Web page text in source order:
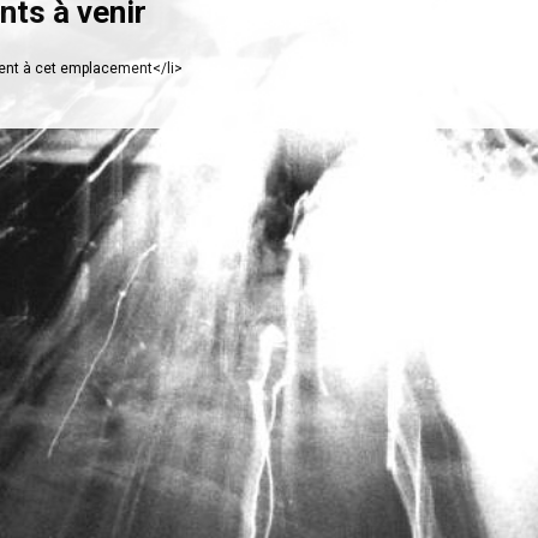
à venir
à cet emplacement</li>